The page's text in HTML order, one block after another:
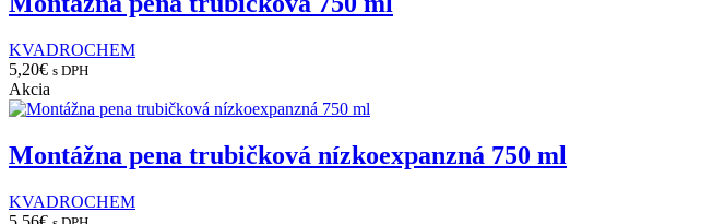
KVADROCHEM
5,20€ s DPH
Akcia
Montážna pena trubičková nízkoexpanzná 750 ml
KVADROCHEM